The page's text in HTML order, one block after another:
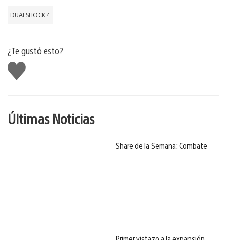
DUALSHOCK 4
¿Te gustó esto?
Me
gusta
Últimas Noticias
Share de la Semana: Combate